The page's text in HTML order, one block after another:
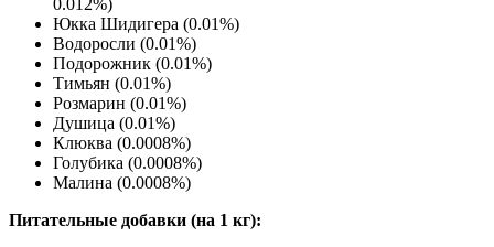
0.012%)
Юкка Шидигера (0.01%)
Водоросли (0.01%)
Подорожник (0.01%)
Тимьян (0.01%)
Розмарин (0.01%)
Душица (0.01%)
Клюква (0.0008%)
Голубика (0.0008%)
Малина (0.0008%)
Питательные добавки (на 1 кг):